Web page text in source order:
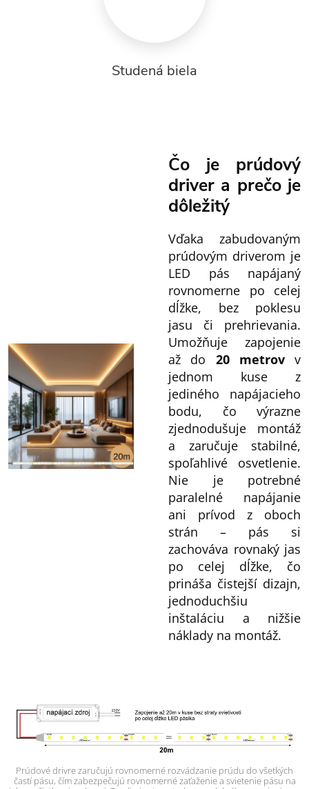
Studená biela
Čo je prúdový
driver a prečo je
dôležitý
Vďaka zabudovaným
prúdovým driverom je
LED pás napájaný
rovnomerne po celej
dĺžke, bez poklesu
jasu či prehrievania.
Umožňuje zapojenie
až do 20 metrovv
jednom kuse z
jediného napájacieho
bodu, čo výrazne
zjednodušuje montáž
a zaručuje stabilné,
spoľahlivé osvetlenie.
Nie je potrebné
paralelné napájanie
ani prívod z oboch
strán – pás si
zachováva rovnaký jas
po celej dĺžke, čo
prináša čistejší dizajn,
jednoduchšiu
inštaláciu a nižšie
náklady na montáž.
Prúdové drivre zaručujú rovnomerné rozvádzanie prúdu do všetkých
častí pásu, čím zabezpečujú rovnomerné zaťaženie a svietenie pásu na